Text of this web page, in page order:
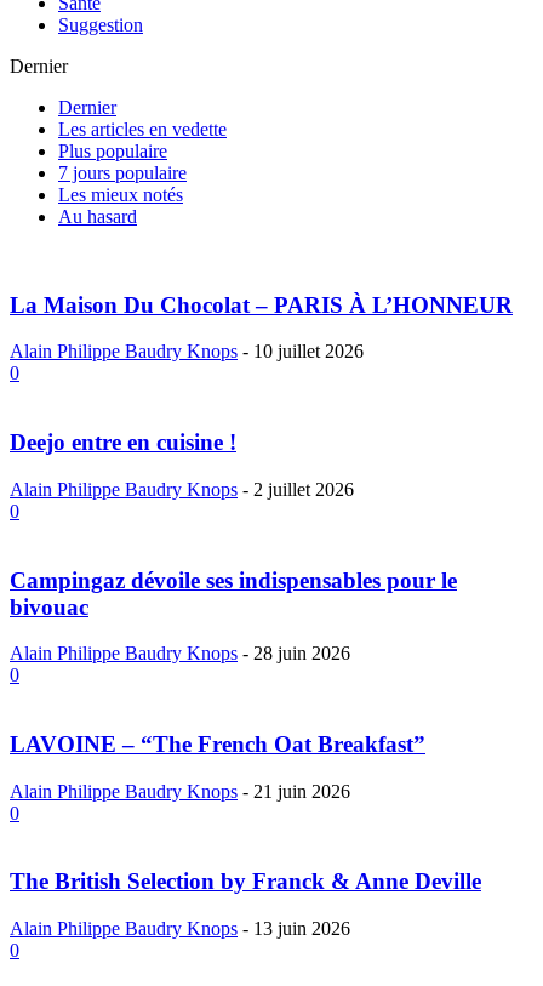
Suggestion
Dernier
Dernier
Les articles en vedette
Plus populaire
7 jours populaire
Les mieux notés
Au hasard
La Maison Du Chocolat – PARIS À L’HONNEUR
Alain Philippe Baudry Knops - 10 juillet 2026
0
Deejo entre en cuisine !
Alain Philippe Baudry Knops - 2 juillet 2026
0
Campingaz dévoile ses indispensables pour le
bivouac
Alain Philippe Baudry Knops - 28 juin 2026
0
LAVOINE – “The French Oat Breakfast”
Alain Philippe Baudry Knops - 21 juin 2026
0
The British Selection by Franck & Anne Deville
Alain Philippe Baudry Knops - 13 juin 2026
0